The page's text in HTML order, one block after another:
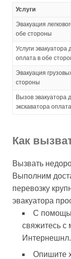
Услуги
Эвакуация
обе стороны
Услуги эвакуатора
оплата в обе
Эвакуация
стороны
Вызов эвакуатора
экскаватора
Как
Вызвать
Выполним
перевозку
эвакуатора
С
свяжитесь с
Интернешнл.
Опишите